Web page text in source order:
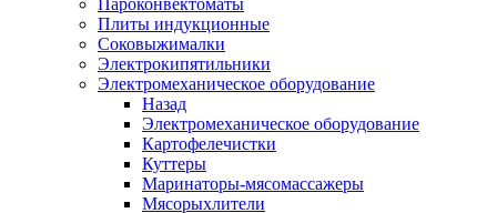
Пароконвектоматы
Плиты индукционные
Соковыжималки
Электрокипятильники
Электромеханическое оборудование
Назад
Электромеханическое оборудование
Картофелечистки
Куттеры
Маринаторы-мясомассажеры
Мясорыхлители